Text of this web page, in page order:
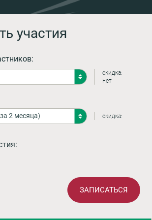
участия
скидка:
нет
скидка:
ЗАПИСАТЬСЯ